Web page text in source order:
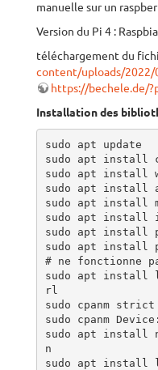
manuelle sur un
Version du Pi 4 :
téléchargement du
content/uploads/2022/
https://bechele.de/
Installation des
sudo apt update
sudo apt install
sudo apt install
sudo apt install
sudo apt install
sudo apt install
sudo apt install
sudo apt install
# ne fonctionne
sudo apt install
rl
sudo cpanm strict
sudo cpanm
sudo apt install
n
sudo apt install